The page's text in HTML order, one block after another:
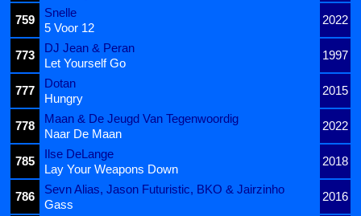
759
Snelle
2022
5 Voor 12
773
DJ Jean & Peran
1997
Let Yourself Go
777
Dotan
2015
Hungry
778
Maan & De Jeugd Van Tegenwoordig
2022
Naar De Maan
785
Ilse DeLange
2018
Lay Your Weapons Down
786
Sevn Alias, Jason Futuristic, BKO & Jairzinho
2016
Gass